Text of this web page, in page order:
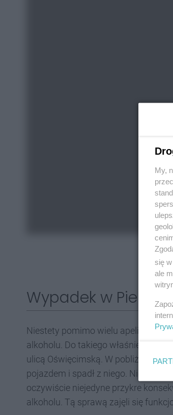
Wypadek w
Niestety pomimo wielu apeli,
alkoholu. Do takiego właśnie
ulicą Oświęcimską. W pobliżu
pojazdem i spadł z niego. Nie obyło
oczywiście niejedyne przykre
alkoholu. Tą sprawą zajęli się
My,
się
ale